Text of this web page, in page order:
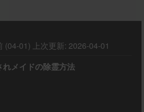
(04-01) 上次更新: 2026-04-01
メイドの除霊方法